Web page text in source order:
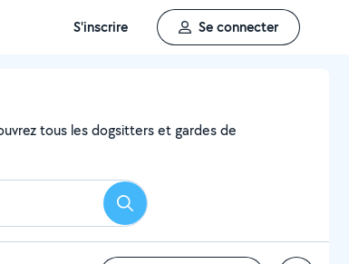
S'inscrire Se connecter
tous les dogsitters et gardes de
Rechercher